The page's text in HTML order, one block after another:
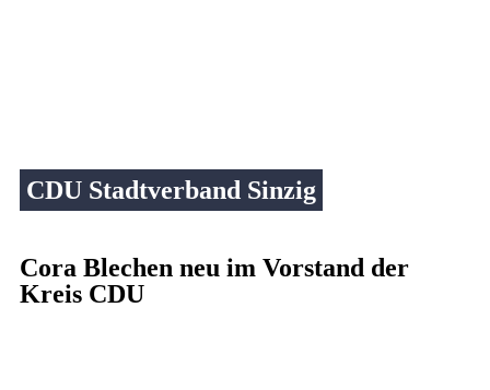
CDU Stadtverband Sinzig
Cora Blechen neu im Vorstand der
Kreis CDU